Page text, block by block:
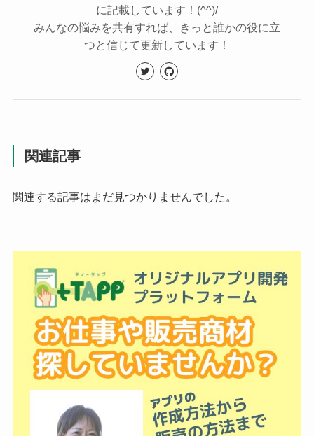
に記載しています！(^^)/
みんなの悩みを共有すれば、きっと誰かの役に立
つと信じて更新しています！
関連記事
関連する記事はまだ見つかりませんでした。